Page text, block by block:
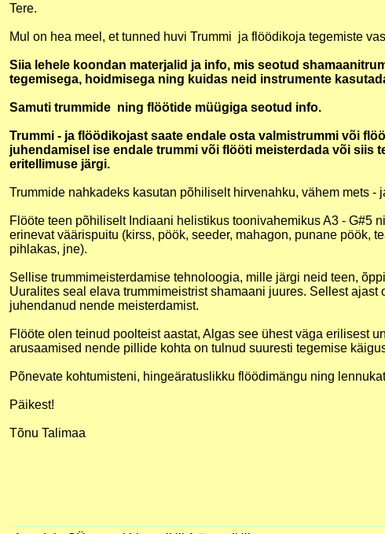
Tere.
Mul on hea meel, et tunned huvi Trummi ja flöödikoja tegemiste
Siia lehele koondan materjalid ja info, mis seotud
tegemisega, hoidmisega ning kuidas neid instrumente
Samuti trummide ning flöötide müügiga seotud info.
Trummi - ja flöödikojast saate endale osta valmistrummi või
juhendamisel ise endale trummi või flööti meisterdada või siis
eritellimuse järgi.
Trummide nahkadeks kasutan põhiliselt hirvenahku, vähem mets -
Flööte teen põhiliselt Indiaani helistikus toonivahemikus A3 - G#5
erinevat väärispuitu (kirss, pöök, seeder, mahagon, punane pöök,
pihlakas, jne).
Sellise trummimeisterdamise tehnoloogia, mille järgi neid teen,
Uuralites seal elava trummimeistrist shamaani juures. Sellest ajast
juhendanud nende meisterdamist.
Flööte olen teinud poolteist aastat, Algas see ühest väga erilisest
arusaamised nende pillide kohta on tulnud suuresti tegemise
Põnevate kohtumisteni, hingeäratuslikku flöödimängu ning
Päikest!
Tõnu Talimaa